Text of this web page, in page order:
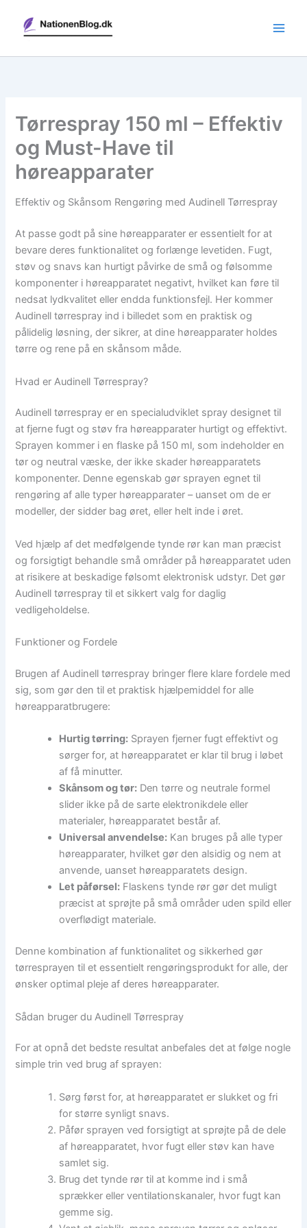
indholdet
Tørrespray 150 ml – Effektiv
og Must-Have til
høreapparater
Effektiv og Skånsom Rengøring med Audinell Tørrespray
At passe godt på sine høreapparater er essentielt for at
bevare deres funktionalitet og forlænge levetiden. Fugt,
støv og snavs kan hurtigt påvirke de små og følsomme
komponenter i høreapparatet negativt, hvilket kan føre til
nedsat lydkvalitet eller endda funktionsfejl. Her kommer
Audinell tørrespray ind i billedet som en praktisk og
pålidelig løsning, der sikrer, at dine høreapparater holdes
tørre og rene på en skånsom måde.
Hvad er Audinell Tørrespray?
Audinell tørrespray er en specialudviklet spray designet til
at fjerne fugt og støv fra høreapparater hurtigt og effektivt.
Sprayen kommer i en flaske på 150 ml, som indeholder en
tør og neutral væske, der ikke skader høreapparatets
komponenter. Denne egenskab gør sprayen egnet til
rengøring af alle typer høreapparater – uanset om de er
modeller, der sidder bag øret, eller helt inde i øret.
Ved hjælp af det medfølgende tynde rør kan man præcist
og forsigtigt behandle små områder på høreapparatet uden
at risikere at beskadige følsomt elektronisk udstyr. Det gør
Audinell tørrespray til et sikkert valg for daglig
vedligeholdelse.
Funktioner og Fordele
Brugen af Audinell tørrespray bringer flere klare fordele med
sig, som gør den til et praktisk hjælpemiddel for alle
høreapparatbrugere:
Hurtig tørring: Sprayen fjerner fugt effektivt og
sørger for, at høreapparatet er klar til brug i løbet
af få minutter.
Skånsom og tør: Den tørre og neutrale formel
slider ikke på de sarte elektronikdele eller
materialer, høreapparatet består af.
Universal anvendelse: Kan bruges på alle typer
høreapparater, hvilket gør den alsidig og nem at
anvende, uanset høreapparatets design.
Let påførsel: Flaskens tynde rør gør det muligt
præcist at sprøjte på små områder uden spild eller
overflødigt materiale.
Denne kombination af funktionalitet og sikkerhed gør
tørresprayen til et essentielt rengøringsprodukt for alle, der
ønsker optimal pleje af deres høreapparater.
Sådan bruger du Audinell Tørrespray
For at opnå det bedste resultat anbefales det at følge nogle
simple trin ved brug af sprayen:
Sørg først for, at høreapparatet er slukket og fri
for større synligt snavs.
Påfør sprayen ved forsigtigt at sprøjte på de dele
af høreapparatet, hvor fugt eller støv kan have
samlet sig.
Brug det tynde rør til at komme ind i små
sprækker eller ventilationskanaler, hvor fugt kan
gemme sig.